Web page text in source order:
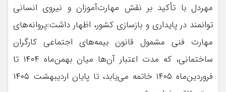
مهردل با تأکید بر نقش مهارت‌آموزان و نیروی انسانی
توانمند در پایداری و بازسازی کشور، اظهار داشت:پروانه‌های
مهارت فنی مشمول قانون بیمه‌های اجتماعی کارگران
ساختمانی، که مدت اعتبار آن‌ها میان بهمن‌ماه ۱۴۰۴ تا
فروردین‌ماه ۱۴۰۵ خاتمه می‌یابد، تا پایان اردیبهشت ١۴٠۵